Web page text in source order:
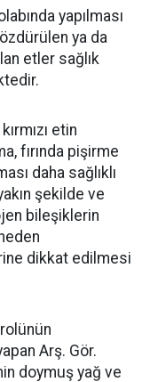
yapılması
ya da
etler sağlık
etin
fırında pişirme
daha sağlıklı
şekilde ve
bileşiklerin
dikkat edilmesi
Arş. Gör.
doymuş yağ ve